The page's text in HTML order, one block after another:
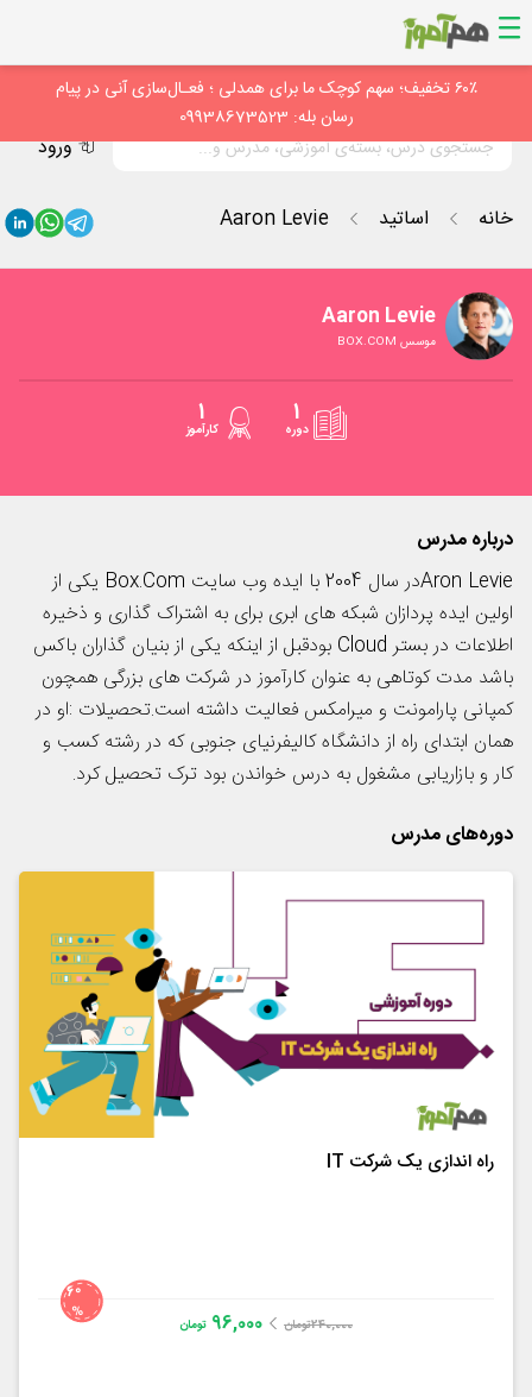
ورود
۶۰٪ تخفیف؛ سهم کوچک ما برای همدلی ؛ فعـال‌سازی آنی در پیام
رسان بله: 09938673523
خانه اساتید Aaron Levie
Aaron Levie
موسس BOX.COM
1
دوره
1
کارآموز
درباره مدرس
Aron Levieدر سال 2004 با ایده وب سایت Box.Com یکی از
اولین ایده پردازان شبکه های ابری برای به اشتراک گذاری و ذخیره
اطلاعات در بستر Cloud بودقبل از اینکه یکی از بنیان گذاران باکس
باشد مدت کوتاهی به عنوان کارآموز در شرکت های بزرگی همچون
کمپانی پارامونت و میرامکس فعالیت داشته است.تحصیلات :او در
همان ابتدای راه از دانشگاه کالیفرنیای جنوبی که در رشته کسب و
کار و بازاریابی مشغول به درس خواندن بود ترک تحصیل کرد.
دوره‌های مدرس
راه اندازی یک شرکت IT
60
%
240,000تومان 96,000 تومان